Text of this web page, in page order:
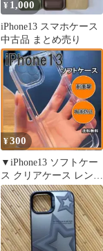
¥ 1,000
iPhone13 スマホケース
中古品 まとめ売り
¥300
▼iPhone13 ソフトケー
ス クリアケース レンズ
保護 2